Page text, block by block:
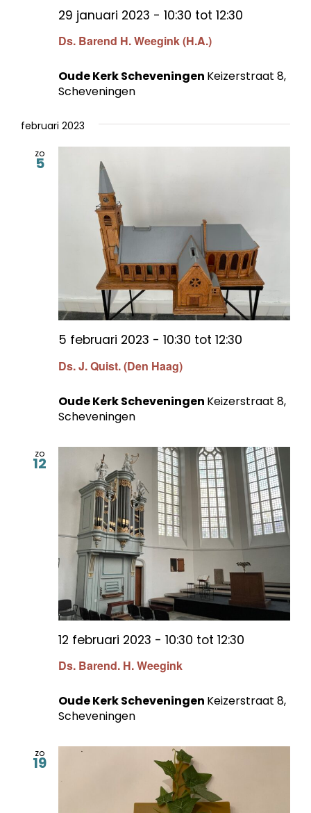
Ds. Barend H. Weegink (H.A.)
29 januari 2023 - 10:30 tot 12:30
Oude Kerk Scheveningen Keizerstraat 8,
Scheveningen
februari 2023
zo
5
Ds. J. Quist. (Den Haag)
5 februari 2023 - 10:30 tot 12:30
Oude Kerk Scheveningen Keizerstraat 8,
Scheveningen
zo
12
Ds. Barend. H. Weegink
12 februari 2023 - 10:30 tot 12:30
Oude Kerk Scheveningen Keizerstraat 8,
Scheveningen
zo
19